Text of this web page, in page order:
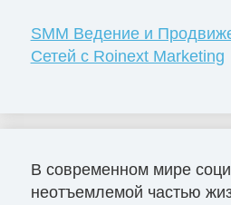
SMM Ведение и
Сетей с Roinext Marketing
В современном мире
неотъемлемой частью